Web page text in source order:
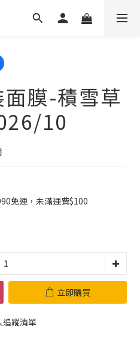
面膜-積雪草
10
免運，未滿運費$100
立即購買
追蹤清單